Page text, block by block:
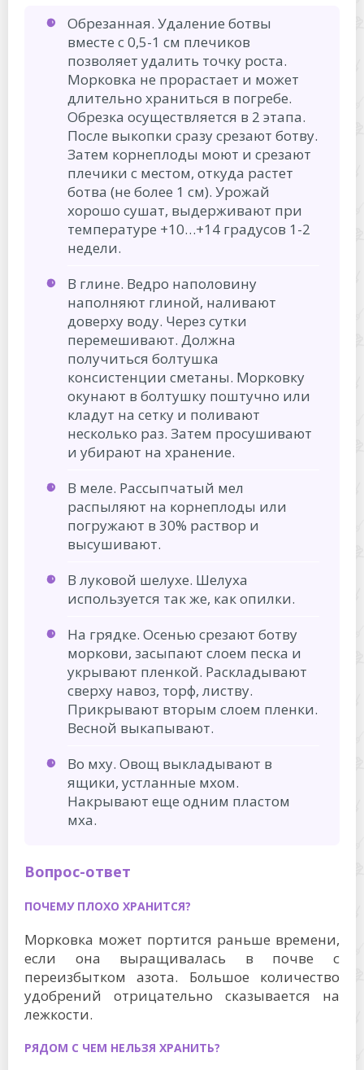
Обрезанная. Удаление ботвы
вместе с 0,5-1 см плечиков
позволяет удалить точку роста.
Морковка не прорастает и может
длительно храниться в погребе.
Обрезка осуществляется в 2 этапа.
После выкопки сразу срезают ботву.
Затем корнеплоды моют и срезают
плечики с местом, откуда растет
ботва (не более 1 см). Урожай
хорошо сушат, выдерживают при
температуре +10…+14 градусов 1-2
недели.
В глине. Ведро наполовину
наполняют глиной, наливают
доверху воду. Через сутки
перемешивают. Должна
получиться болтушка
консистенции сметаны. Морковку
окунают в болтушку поштучно или
кладут на сетку и поливают
несколько раз. Затем просушивают
и убирают на хранение.
В меле. Рассыпчатый мел
распыляют на корнеплоды или
погружают в 30% раствор и
высушивают.
В луковой шелухе. Шелуха
используется так же, как опилки.
На грядке. Осенью срезают ботву
моркови, засыпают слоем песка и
укрывают пленкой. Раскладывают
сверху навоз, торф, листву.
Прикрывают вторым слоем пленки.
Весной выкапывают.
Во мху. Овощ выкладывают в
ящики, устланные мхом.
Накрывают еще одним пластом
мха.
Вопрос-ответ
ПОЧЕМУ ПЛОХО ХРАНИТСЯ?
Морковка может портится раньше времени,
если она выращивалась в почве с
переизбытком азота. Большое количество
удобрений отрицательно сказывается на
лежкости.
РЯДОМ С ЧЕМ НЕЛЬЗЯ ХРАНИТЬ?